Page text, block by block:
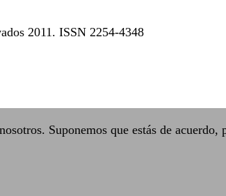
2011. ISSN 2254-4348
Suponemos que estás de